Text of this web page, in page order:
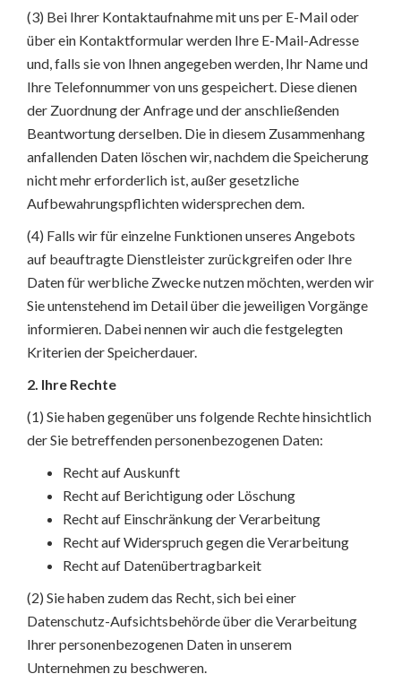
(3) Bei Ihrer Kontaktaufnahme mit uns per E-Mail oder
über ein Kontaktformular werden Ihre E-Mail-Adresse
und, falls sie von Ihnen angegeben werden, Ihr Name und
Ihre Telefonnummer von uns gespeichert. Diese dienen
der Zuordnung der Anfrage und der anschließenden
Beantwortung derselben. Die in diesem Zusammenhang
anfallenden Daten löschen wir, nachdem die Speicherung
nicht mehr erforderlich ist, außer gesetzliche
Aufbewahrungspflichten widersprechen dem.
(4) Falls wir für einzelne Funktionen unseres Angebots
auf beauftragte Dienstleister zurückgreifen oder Ihre
Daten für werbliche Zwecke nutzen möchten, werden wir
Sie untenstehend im Detail über die jeweiligen Vorgänge
informieren. Dabei nennen wir auch die festgelegten
Kriterien der Speicherdauer.
2. Ihre Rechte
(1) Sie haben gegenüber uns folgende Rechte hinsichtlich
der Sie betreffenden personenbezogenen Daten:
Recht auf Auskunft
Recht auf Berichtigung oder Löschung
Recht auf Einschränkung der Verarbeitung
Recht auf Widerspruch gegen die Verarbeitung
Recht auf Datenübertragbarkeit
(2) Sie haben zudem das Recht, sich bei einer
Datenschutz-Aufsichtsbehörde über die Verarbeitung
Ihrer personenbezogenen Daten in unserem
Unternehmen zu beschweren.